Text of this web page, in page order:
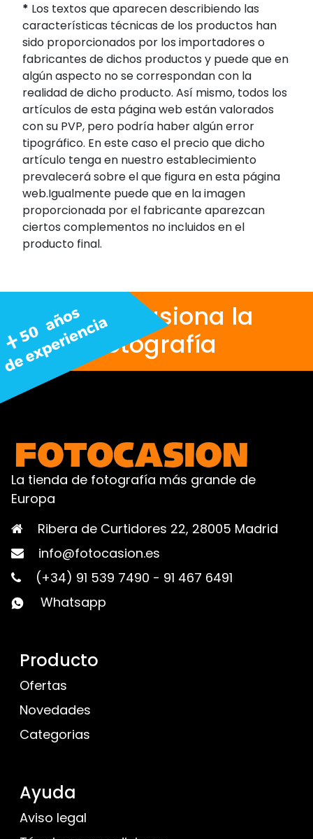
* Los textos que aparecen describiendo las
características técnicas de los productos han
sido proporcionados por los importadores o
fabricantes de dichos productos y puede que en
algún aspecto no se correspondan con la
realidad de dicho producto. Así mismo, todos los
artículos de esta página web están valorados
con su PVP, pero podría haber algún error
tipográfico. En este caso el precio que dicho
artículo tenga en nuestro establecimiento
prevalecerá sobre el que figura en esta página
web.Igualmente puede que en la imagen
proporcionada por el fabricante aparezcan
ciertos complementos no incluidos en el
producto final.
Nos apasiona la
fotografía
La tienda de fotografía más grande de
Europa
Ribera de Curtidores 22, 28005 Madrid
info@fotocasion.es
(+34) 91 539 7490 - 91 467 6491
Whatsapp
Producto
Ofertas
Novedades
Categorias
Ayuda
Aviso legal